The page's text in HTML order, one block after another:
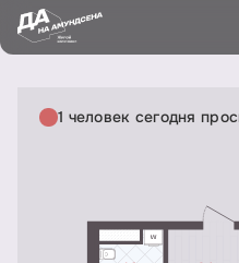
1 человек сегодня